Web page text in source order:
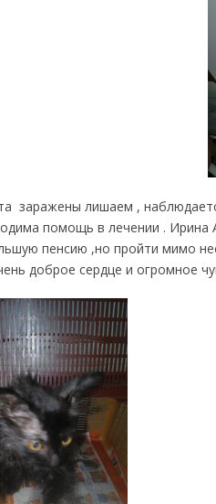
заражены лишаем ,
помощь в лечении . Ирина
пенсию ,но пройти мимо
доброе сердце и огромное